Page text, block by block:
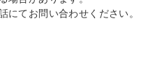
にてお問い合わせください。